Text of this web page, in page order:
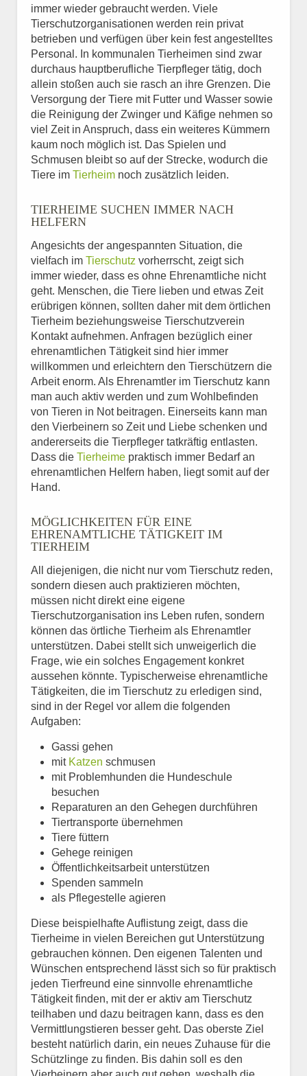
immer wieder gebraucht werden. Viele
Tierschutzorganisationen werden rein privat
betrieben und verfügen über kein fest angestelltes
Personal. In kommunalen Tierheimen sind zwar
durchaus hauptberufliche Tierpfleger tätig, doch
allein stoßen auch sie rasch an ihre Grenzen. Die
Versorgung der Tiere mit Futter und Wasser sowie
die Reinigung der Zwinger und Käfige nehmen so
viel Zeit in Anspruch, dass ein weiteres Kümmern
kaum noch möglich ist. Das Spielen und
Schmusen bleibt so auf der Strecke, wodurch die
Tiere im Tierheim noch zusätzlich leiden.
TIERHEIME SUCHEN IMMER NACH
HELFERN
Angesichts der angespannten Situation, die
vielfach im Tierschutz vorherrscht, zeigt sich
immer wieder, dass es ohne Ehrenamtliche nicht
geht. Menschen, die Tiere lieben und etwas Zeit
erübrigen können, sollten daher mit dem örtlichen
Tierheim beziehungsweise Tierschutzverein
Kontakt aufnehmen. Anfragen bezüglich einer
ehrenamtlichen Tätigkeit sind hier immer
willkommen und erleichtern den Tierschützern die
Arbeit enorm. Als Ehrenamtler im Tierschutz kann
man auch aktiv werden und zum Wohlbefinden
von Tieren in Not beitragen. Einerseits kann man
den Vierbeinern so Zeit und Liebe schenken und
andererseits die Tierpfleger tatkräftig entlasten.
Dass die Tierheime praktisch immer Bedarf an
ehrenamtlichen Helfern haben, liegt somit auf der
Hand.
MÖGLICHKEITEN FÜR EINE
EHRENAMTLICHE TÄTIGKEIT IM
TIERHEIM
All diejenigen, die nicht nur vom Tierschutz reden,
sondern diesen auch praktizieren möchten,
müssen nicht direkt eine eigene
Tierschutzorganisation ins Leben rufen, sondern
können das örtliche Tierheim als Ehrenamtler
unterstützen. Dabei stellt sich unweigerlich die
Frage, wie ein solches Engagement konkret
aussehen könnte. Typischerweise ehrenamtliche
Tätigkeiten, die im Tierschutz zu erledigen sind,
sind in der Regel vor allem die folgenden
Aufgaben:
Gassi gehen
mit Katzen schmusen
mit Problemhunden die Hundeschule
besuchen
Reparaturen an den Gehegen durchführen
Tiertransporte übernehmen
Tiere füttern
Gehege reinigen
Öffentlichkeitsarbeit unterstützen
Spenden sammeln
als Pflegestelle agieren
Diese beispielhafte Auflistung zeigt, dass die
Tierheime in vielen Bereichen gut Unterstützung
gebrauchen können. Den eigenen Talenten und
Wünschen entsprechend lässt sich so für praktisch
jeden Tierfreund eine sinnvolle ehrenamtliche
Tätigkeit finden, mit der er aktiv am Tierschutz
teilhaben und dazu beitragen kann, dass es den
Vermittlungstieren besser geht. Das oberste Ziel
besteht natürlich darin, ein neues Zuhause für die
Schützlinge zu finden. Bis dahin soll es den